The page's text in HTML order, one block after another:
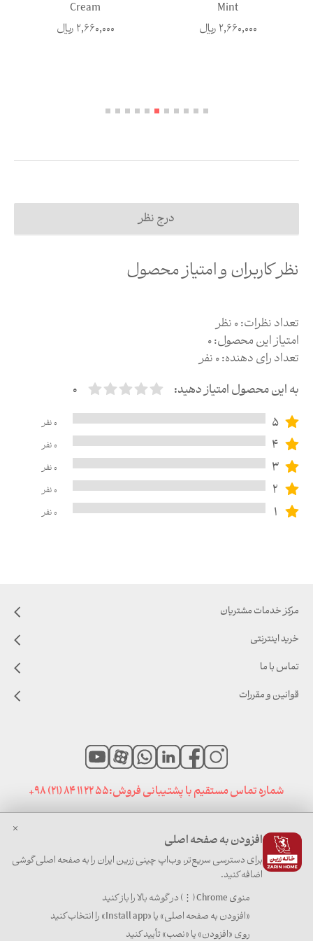
Mint
2,660,000ریال
Cream
2,660,000ریال
نظر کاربران و امتیاز محصول
درج نظر
تعداد نظرات:0نظر
امتیاز این محصول:0
تعداد رای دهنده:0نفر
به این محصول امتیاز دهید:
0
5
0نفر
4
0نفر
3
0نفر
2
0نفر
1
0نفر
مرکز خدمات مشتریان
خرید اینترنتی
تماس با ما
قوانین و مقررات
شماره تماس مستقیم با پشتیبانی فروش:+98 (21) 84 11 22 55
صفحه نخست | اخبار خانه زرین
کلیه حقوق برای چینی زرین ایران محفوظ است
افزودن به صفحه اصلی
برای دسترسی سریع‌تر، وب‌اپ چینی زرین ایران را به صفحه اصلی گوشی
اضافه کنید.
منوی Chrome (⋮) در گوشه بالا را باز کنید
«افزودن به صفحه اصلی» یا «Install app» را انتخاب کنید
روی «افزودن» یا «نصب» تأیید کنید